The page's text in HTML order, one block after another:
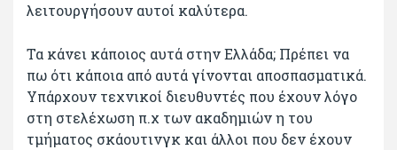
λειτουργήσουν αυτοί καλύτερα.
Τα κάνει κάποιος αυτά στην Ελλάδα; Πρέπει να
πω ότι κάποια από αυτά γίνονται αποσπασματικά.
Υπάρχουν τεχνικοί διευθυντές που έχουν λόγο
στη στελέχωση π.χ των ακαδημιών η του
τμήματος σκάουτινγκ και άλλοι που δεν έχουν